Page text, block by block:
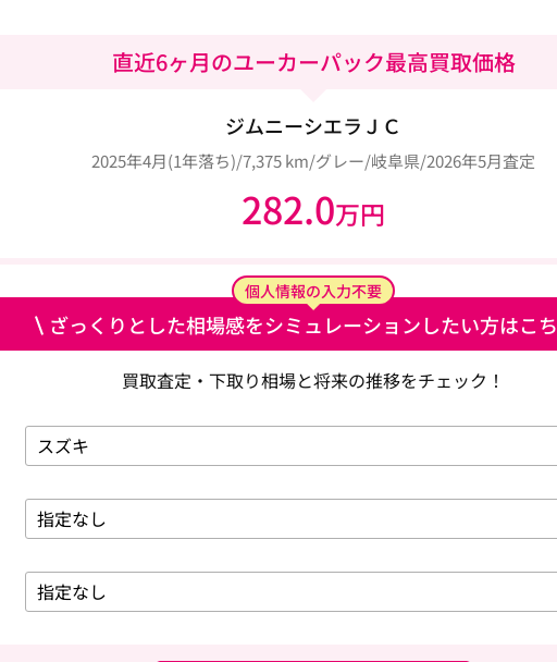
直近6ヶ月のユーカーパック最高買取価格
ジムニーシエラＪＣ
2025年4月(1年落ち)/7,375 km/グレー/岐阜県/2026年5月査定
282.0万円
ざっくりとした相場感をシミュレーションしたい方はこ
個人情報の入力不要
買取査定・下取り相場と将来の推移をチェック！